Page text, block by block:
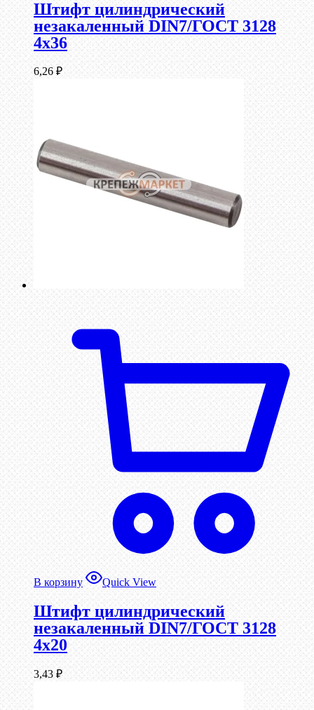
Штифт цилиндрический
незакаленный DIN7/ГОСТ 3128
4х36
6,26 ₽
В корзину Quick View
Штифт цилиндрический
незакаленный DIN7/ГОСТ 3128
4х20
3,43 ₽